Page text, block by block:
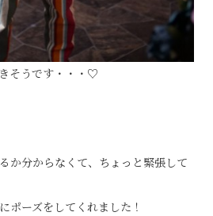
そうです・・・♡
か分からなくて、ちょっと緊張して
ポーズをしてくれました！